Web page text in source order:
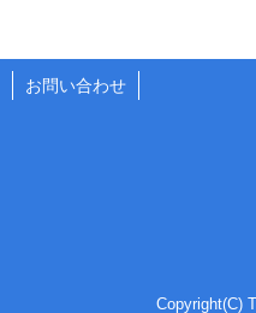
お問い合わせ
Copyright(C)